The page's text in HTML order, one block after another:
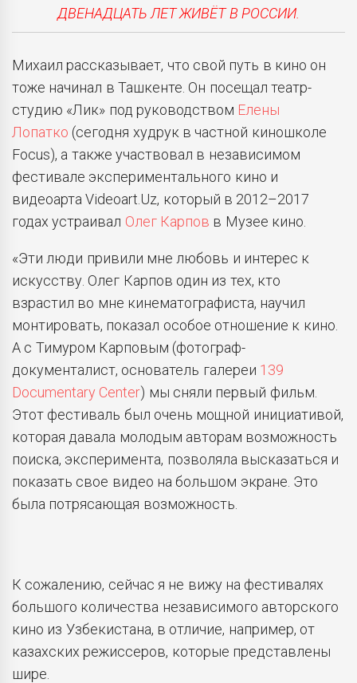
ДВЕНАДЦАТЬ ЛЕТ ЖИВЁТ В РОССИИ.
Михаил рассказывает, что свой путь в кино он
тоже начинал в Ташкенте. Он посещал театр-
студию «Лик» под руководством Елены
Лопатко (сегодня худрук в частной киношколе
Focus), а также участвовал в независимом
фестивале экспериментального кино и
видеоарта Videoart.Uz, который в 2012–2017
годах устраивал Олег Карпов в Музее кино.
«Эти люди привили мне любовь и интерес к
искусству. Олег Карпов один из тех, кто
взрастил во мне кинематографиста, научил
монтировать, показал особое отношение к кино.
А с Тимуром Карповым (фотограф-
документалист, основатель галереи 139
Documentary Center) мы сняли первый фильм.
Этот фестиваль был очень мощной инициативой,
которая давала молодым авторам возможность
поиска, эксперимента, позволяла высказаться и
показать свое видео на большом экране. Это
была потрясающая возможность.
К сожалению, сейчас я не вижу на фестивалях
большого количества независимого авторского
кино из Узбекистана, в отличие, например, от
казахских режиссеров, которые представлены
шире.